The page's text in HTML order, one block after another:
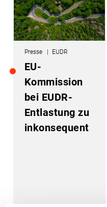
Presse EUDR
EU-
Kommission
bei EUDR-
Entlastung zu
inkonsequent